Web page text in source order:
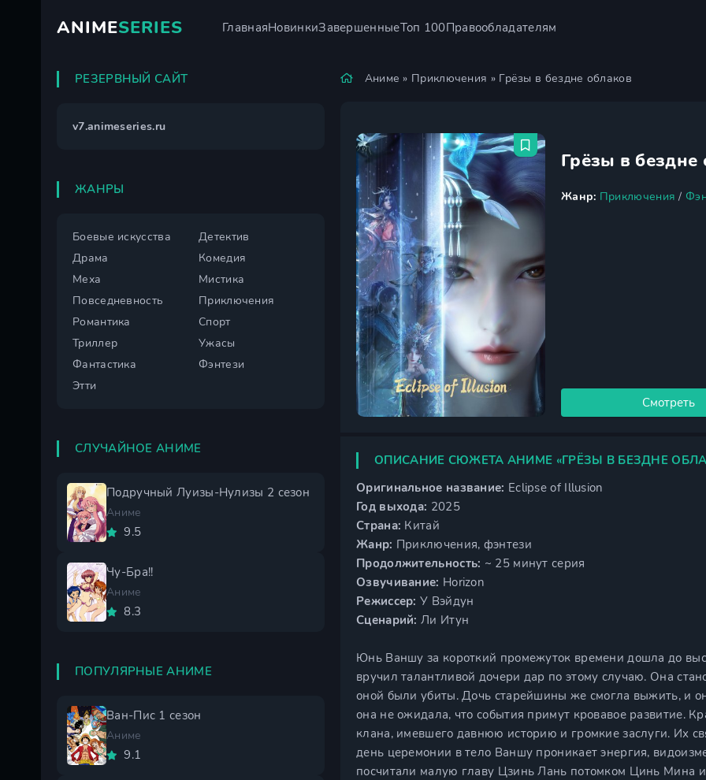
ANIMESERIES ГлавнаяНовинкиЗавершенныеТоп 100Правообладателям
Аниме » Приключения » Грёзы в бездне облаков
Грёзы в бездне
Жанр: Приключения /
Смотреть
ОПИСАНИЕ СЮЖЕТА АНИМЕ «ГРЁЗЫ В БЕЗДНЕ
Оригинальное название: Eclipse of Illusion
Год выхода: 2025
Страна: Китай
Жанр: Приключения, фэнтези
Продолжительность: ~ 25 минут серия
Озвучивание: Horizon
Режиссер: У Вэйдун
Сценарий: Ли Итун
Юнь Ваншу за короткий промежуток времени дошла до
вручил талантливой дочери дар по этому случаю. Она
оной были убиты. Дочь старейшины же смогла выжить, и
она не ожидала, что события примут кровавое развитие.
клана, имевшего давнюю историю и громкие заслуги. Их
день церемонии в тело Ваншу проникает энергия,
посчитали малую главу Цзинь Лань потомком Цинь Мина
РЕЗЕРВНЫЙ САЙТ
v7.animeseries.ru
ЖАНРЫ
Боевые искусства
Детектив
Драма
Комедия
Меха
Мистика
Повседневность
Приключения
Романтика
Спорт
Триллер
Ужасы
Фантастика
Фэнтези
Этти
СЛУЧАЙНОЕ АНИМЕ
Подручный Луизы-Нулизы 2 сезон
Аниме
9.5
Чу-Бра!!
Аниме
8.3
ПОПУЛЯРНЫЕ АНИМЕ
Ван-Пис 1 сезон
Аниме
9.1